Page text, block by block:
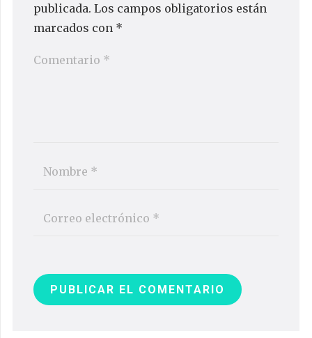
publicada. Los campos obligatorios están
marcados con *
PUBLICAR EL COMENTARIO